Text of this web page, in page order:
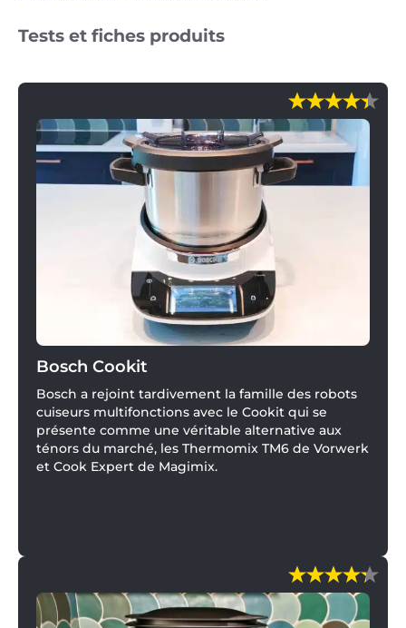
Tests et fiches produits
Bosch Cookit
Bosch a rejoint tardivement la famille des robots
cuiseurs multifonctions avec le Cookit qui se
présente comme une véritable alternative aux
ténors du marché, les Thermomix TM6 de Vorwerk
et Cook Expert de Magimix.